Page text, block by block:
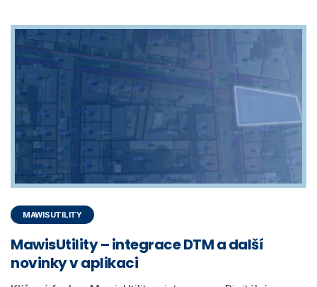
MAWISUTILITY
MawisUtility – integrace DTM a další
novinky v aplikaci